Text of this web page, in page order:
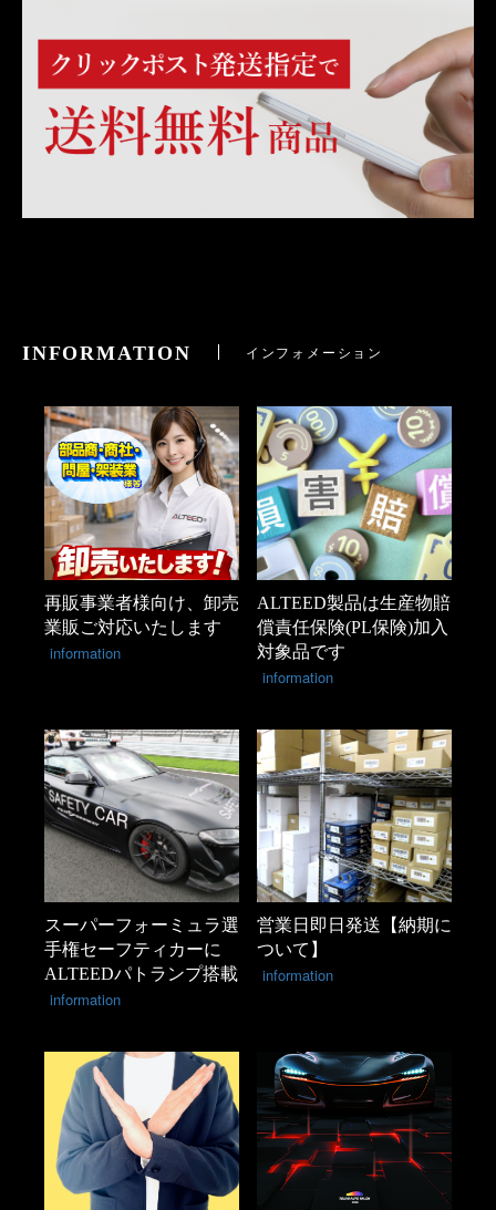
INFORMATION インフォメーション
再販事業者様向け、卸売
業販ご対応いたします
information
ALTEED製品は生産物賠
償責任保険(PL保険)加入
対象品です
information
スーパーフォーミュラ選
手権セーフティカーに
ALTEEDパトランプ搭載
information
営業日即日発送【納期に
ついて】
information